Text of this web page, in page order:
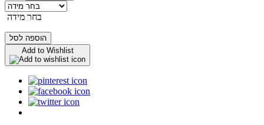
בחר מידה
הוספה לסל
Add to Wishlist